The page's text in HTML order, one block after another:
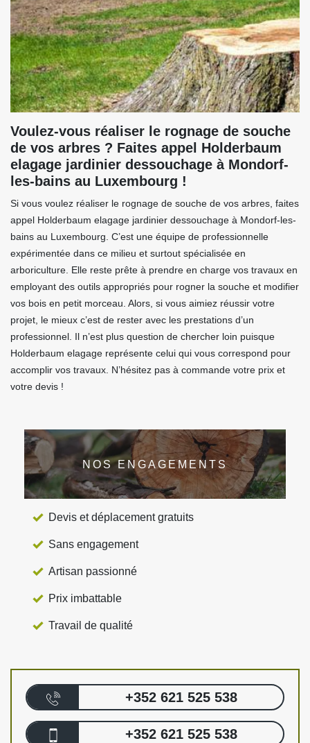
Voulez-vous réaliser le rognage de souche
de vos arbres ? Faites appel Holderbaum
elagage jardinier dessouchage à Mondorf-
les-bains au Luxembourg !
Si vous voulez réaliser le rognage de souche de vos arbres, faites
appel Holderbaum elagage jardinier dessouchage à Mondorf-les-
bains au Luxembourg. C’est une équipe de professionnelle
expérimentée dans ce milieu et surtout spécialisée en
arboriculture. Elle reste prête à prendre en charge vos travaux en
employant des outils appropriés pour rogner la souche et modifier
vos bois en petit morceau. Alors, si vous aimiez réussir votre
projet, le mieux c’est de rester avec les prestations d’un
professionnel. Il n’est plus question de chercher loin puisque
Holderbaum elagage représente celui qui vous correspond pour
accomplir vos travaux. N’hésitez pas à commande votre prix et
votre devis !
NOS ENGAGEMENTS
Devis et déplacement gratuits
Sans engagement
Artisan passionné
Prix imbattable
Travail de qualité
+352 621 525 538
+352 621 525 538